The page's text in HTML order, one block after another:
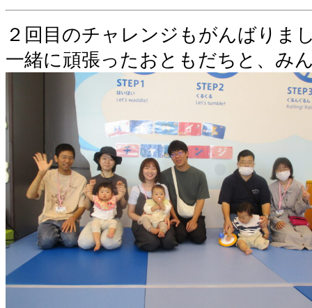
２回目のチャレンジもがんばりま
一緒に頑張ったおともだちと、み